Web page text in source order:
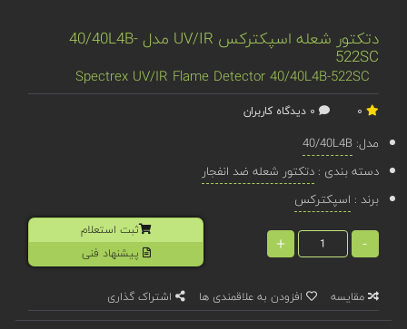
دتکتور شعله اسپکترکس UV/IR مدل 40/40L4B-
522SC
Spectrex UV/IR Flame Detector 40/40L4B-522SC
مدل:40/40L4B
دسته بندی :دتکتور شعله ضد انفجار
برند : اسپکترکس
-
+
ثبت استعلام
پیشنهاد فنی
مقایسه افزودن به علاقمندی ها اشتراک گذاری